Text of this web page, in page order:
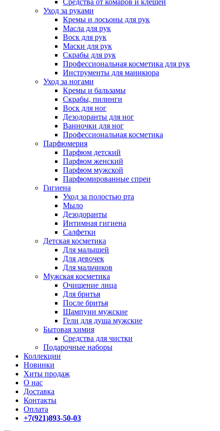
Средства от комаров и клещей
Уход за руками
Кремы и лосьоны для рук
Масла для рук
Воск для рук
Маски для рук
Скрабы для рук
Профессиональная косметика для рук
Инструменты для маникюра
Уход за ногами
Кремы и бальзамы
Скрабы, пилинги
Воск для ног
Дезодоранты для ног
Ванночки для ног
Профессиональная косметика
Парфюмерия
Парфюм детский
Парфюм женский
Парфюм мужской
Парфюмированные спреи
Гигиена
Уход за полостью рта
Мыло
Дезодоранты
Интимная гигиена
Салфетки
Детская косметика
Для малышей
Для девочек
Для мальчиков
Мужская косметика
Очищение лица
Для бритья
После бритья
Шампуни мужские
Гели для душа мужские
Бытовая химия
Средства для чистки
Подарочные наборы
Коллекции
Новинки
Хиты продаж
О нас
Доставка
Контакты
Оплата
+7(921)893-50-03